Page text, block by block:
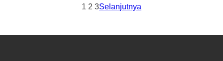
1 2 3Selanjutnya